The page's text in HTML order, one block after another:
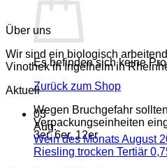
Es befinden sich keine
Zurück zum Shop
Wegen Bruchgefahr
Verpackungseinheiten
3er, 6er, 12er
Über uns
Wir sind ein biologisch
Vinothek in Ingelheim in
Aktuell
03
Aug.
Wein des Monats August
Riesling trocken Tertiär